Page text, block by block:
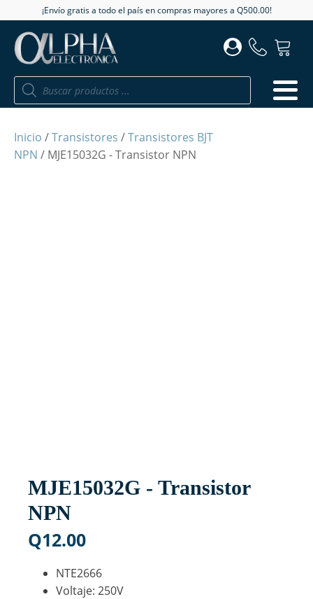
¡Envío gratis a todo el país en compras mayores a Q500.00!
Búsqueda
productos
Inicio /Transistores /Transistores BJT
NPN / MJE15032G - Transistor NPN
MJE15032G - Transistor
NPN
Q12.00
NTE2666
Voltaje: 250V